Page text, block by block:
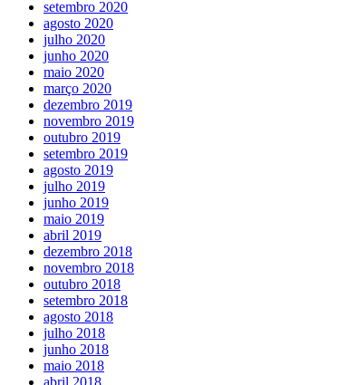
setembro 2020
agosto 2020
julho 2020
junho 2020
maio 2020
março 2020
dezembro 2019
novembro 2019
outubro 2019
setembro 2019
agosto 2019
julho 2019
junho 2019
maio 2019
abril 2019
dezembro 2018
novembro 2018
outubro 2018
setembro 2018
agosto 2018
julho 2018
junho 2018
maio 2018
abril 2018